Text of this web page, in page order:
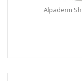
Alpaderm